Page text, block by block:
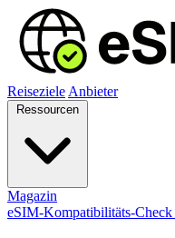
Reiseziele Anbieter
Magazin
eSIM-Kompatibilitäts-Check